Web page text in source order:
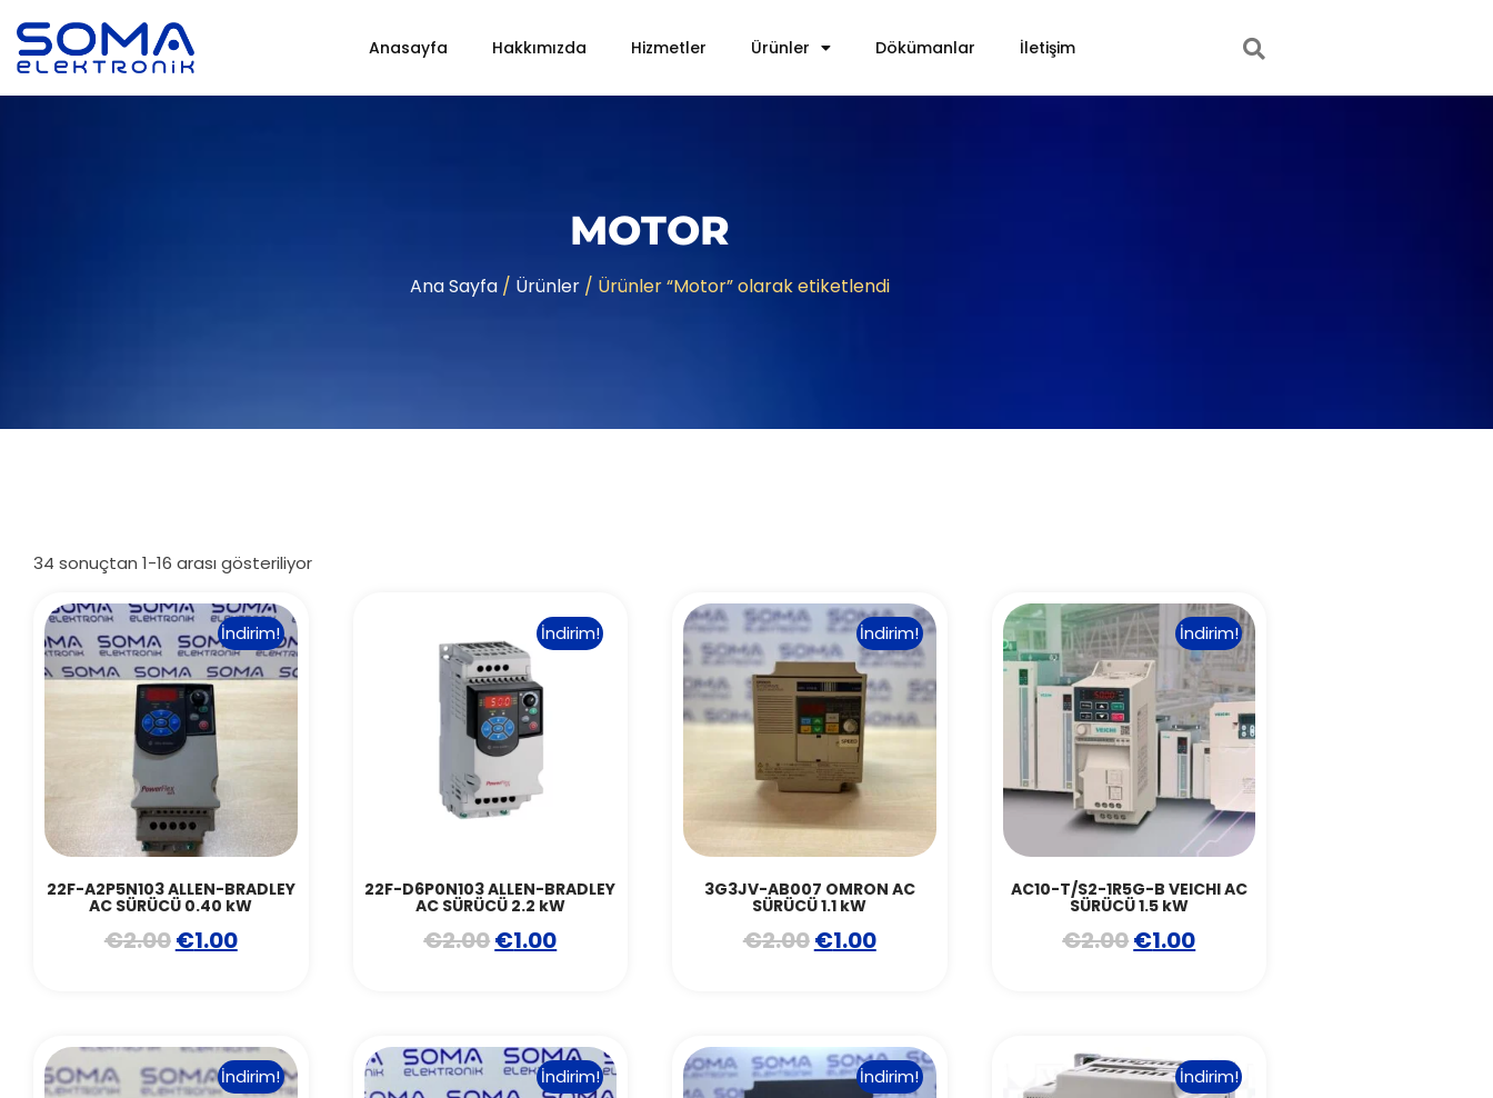
Anasayfa Hakkımızda Hizmetler Ürünler Dökümanlar İletişim
MOTOR
Ana Sayfa / Ürünler / Ürünler “Motor” olarak etiketlendi
34 sonuçtan 1-16 arası gösteriliyor
İndirim!
22F-A2P5N103 ALLEN-BRADLEY
AC SÜRÜCÜ 0.40 kW
€2.00€1.00
İndirim!
22F-D6P0N103 ALLEN-BRADLEY
AC SÜRÜCÜ 2.2 kW
€2.00€1.00
İndirim!
3G3JV-AB007 OMRON AC
SÜRÜCÜ 1.1 kW
€2.00€1.00
İndirim!
AC10-T/S2-1R5G-B VEICHI AC
SÜRÜCÜ 1.5 kW
€2.00€1.00
İndirim! İndirim! İndirim! İndirim!